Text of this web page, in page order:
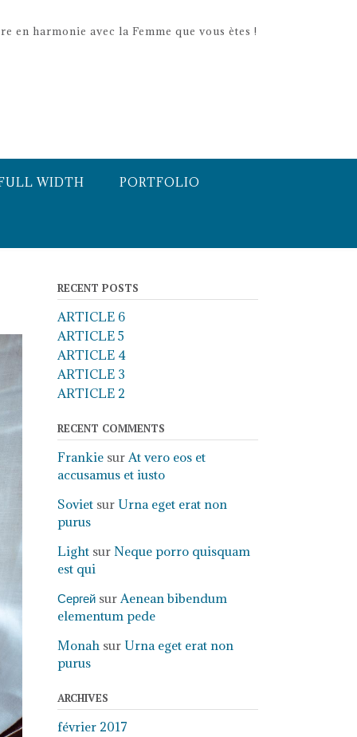
en harmonie avec la Femme que vous ètes !
WIDTH PORTFOLIO
RECENT POSTS
ARTICLE 6
ARTICLE 5
ARTICLE 4
ARTICLE 3
ARTICLE 2
RECENT COMMENTS
Frankiesur At vero eos et
accusamus et iusto
Sovietsur Urna eget erat non
purus
Lightsur Neque porro quisquam
est qui
Сергейsur Aenean bibendum
elementum pede
Monahsur Urna eget erat non
purus
ARCHIVES
février 2017